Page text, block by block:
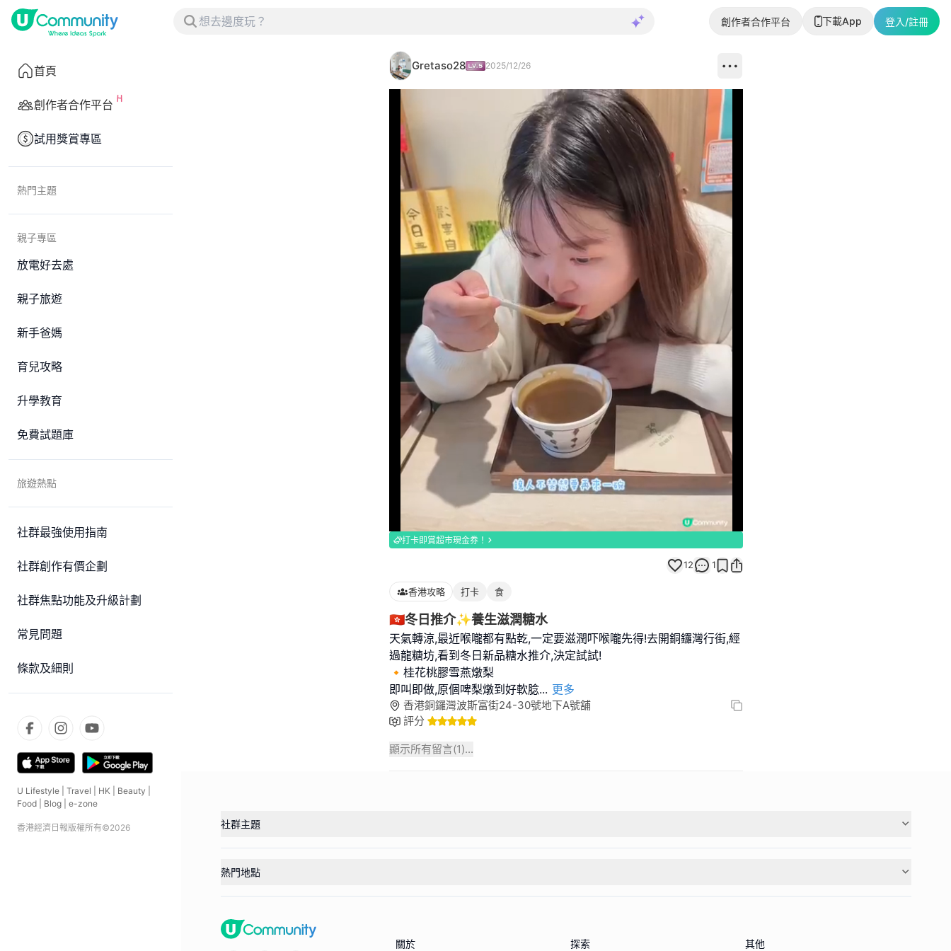
創作者合作平台 下載App 登入/註冊
首頁
創作者合作平台
試用獎賞專區
熱門主題
親子專區
放電好去處
親子旅遊
新手爸媽
育兒攻略
升學教育
免費試題庫
旅遊熱點
社群最強使用指南
社群創作有價企劃
社群焦點功能及升級計劃
常見問題
條款及細則
U Lifestyle Travel HK Beauty
Food
Blog e-zone
香港經濟日報版權所有©2026
Gretaso28 2025/12/26
100.00%
Unmute
打卡即賞超市現金券！
12 1
香港攻略 打卡 食
🇭🇰冬日推介✨養生滋潤糖水
天氣轉涼,最近喉嚨都有點乾,一定要滋潤吓喉嚨先得!去開銅鑼灣行街,經
過龍糖坊,看到冬日新品糖水推介,決定試試!
🔸桂花桃膠雪燕燉梨
即叫即做,原個啤梨燉到好軟腍... 更多
香港銅鑼灣波斯富街24-30號地下A號舖
評分
顯示所有留言(1)...
社群主題
熱門地點
關於 探索 其他